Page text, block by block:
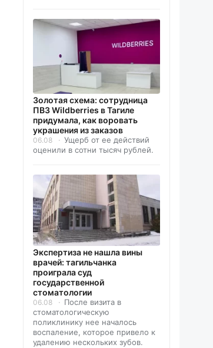
Золотая схема: сотрудница
ПВЗ Wildberries в Тагиле
придумала, как воровать
украшения из заказов
06.08
Ущерб от ее действий
оценили в сотни тысяч рублей.
Экспертиза не нашла вины
врачей: тагильчанка
проиграла суд
государственной
стоматологии
06.08
После визита в
стоматологическую
поликлинику нее началось
воспаление, которое привело к
удалению нескольких зубов.